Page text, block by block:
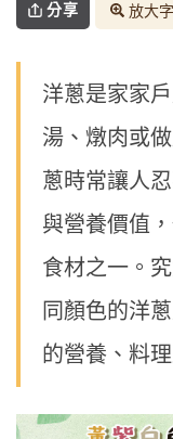
分享 放大
洋蔥是家家
湯、燉肉或
蔥時常讓人
與營養價值
食材之一。
同顏色的洋
的營養、料